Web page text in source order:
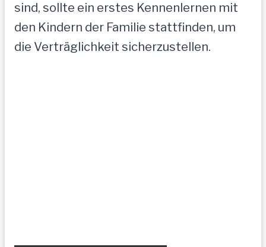
sind, sollte ein erstes Kennenlernen mit
den Kindern der Familie stattfinden, um
die Verträglichkeit sicherzustellen.